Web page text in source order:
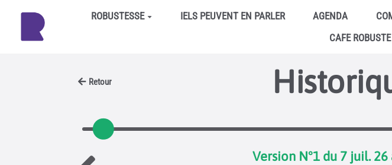
Aller au contenu principalROBUSTESSE IELS PEUVENT EN PARLER AGENDA
CAFE ROBUSTE
Retour
Version N°1 du 7 juil.